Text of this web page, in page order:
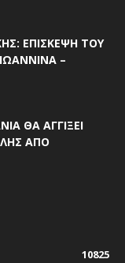
ΕΠΊΣΚΕΨΗ ΤΟΥ
–
ΘΑ ΑΓΓΊΞΕΙ
ΑΠΌ
10825